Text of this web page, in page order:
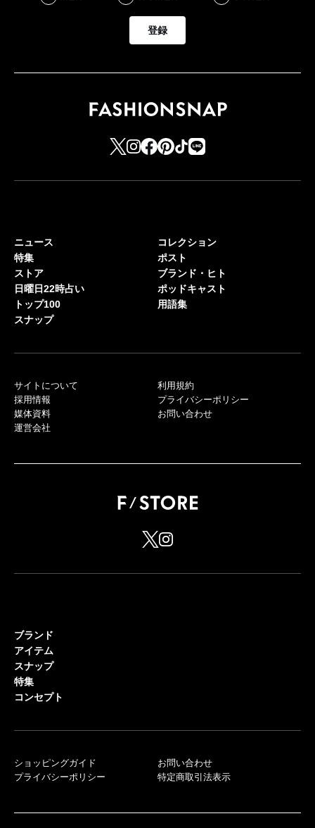
登録
ニュース
特集
ストア
日曜日22時占い
トップ100
スナップ
コレクション
ポスト
ブランド・ヒト
ポッドキャスト
用語集
サイトについて
採用情報
媒体資料
運営会社
利用規約
プライバシーポリシー
お問い合わせ
ブランド
アイテム
スナップ
特集
コンセプト
ショッピングガイド
プライバシーポリシー
お問い合わせ
特定商取引法表示